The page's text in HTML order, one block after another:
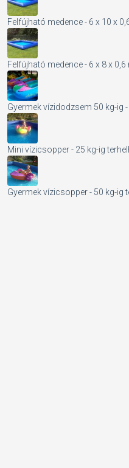
Felfújható medence - 6 x 10 x
Felfújható medence - 6 x 8 x 0,6
Gyermek vízidodzsem 50 kg-ig
Mini vízicsopper - 25 kg-ig
Gyermek vízicsopper - 50 kg-ig